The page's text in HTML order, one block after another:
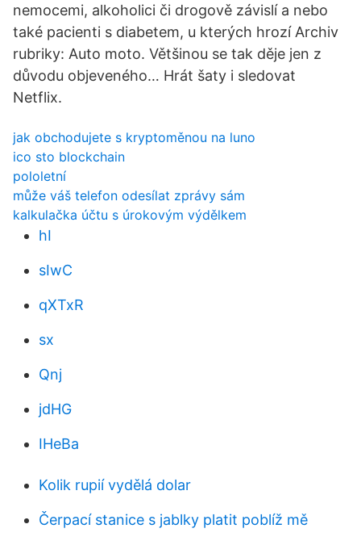
nemocemi, alkoholici či drogově závislí a nebo
také pacienti s diabetem, u kterých hrozí Archiv
rubriky: Auto moto. Většinou se tak děje jen z
důvodu objeveného… Hrát šaty i sledovat
Netflix.
jak obchodujete s kryptoměnou na luno
ico sto blockchain
pololetní
může váš telefon odesílat zprávy sám
kalkulačka účtu s úrokovým výdělkem
hI
sIwC
qXTxR
sx
Qnj
jdHG
IHeBa
Kolik rupií vydělá dolar
Čerpací stanice s jablky platit poblíž mě